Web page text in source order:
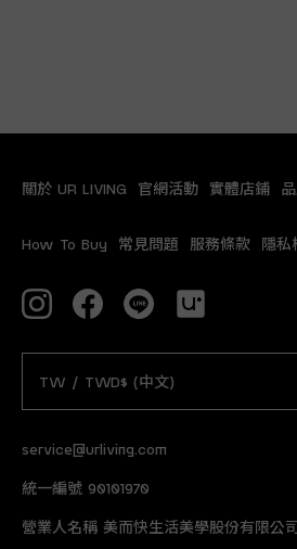
service@urliving.com
統一編號 90101970
營業人名稱 美而快生活美學股份有限公
關於 UR LIVING 官網活動 實體店鋪
How To Buy 常見問題 服務條款 隱私
TW / TWD$ (中文)